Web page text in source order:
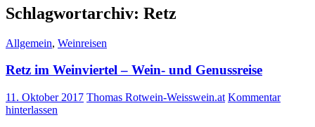
Schlagwortarchiv: Retz
Allgemein, Weinreisen
Retz im Weinviertel – Wein- und Genussreise
11. Oktober 2017 Thomas Rotwein-Weisswein.at Kommentar
hinterlassen